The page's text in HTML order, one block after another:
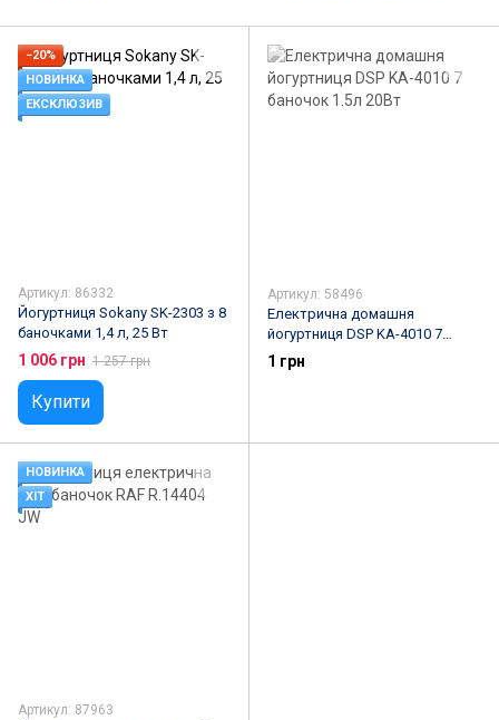
−20%
НОВИНКА
ЕКСКЛЮЗИВ
Артикул: 86332
Йогуртниця Sokany SK-2303 з 8
баночками 1,4 л, 25 Вт
1 006 грн 1 257 грн
Купити
Артикул: 58496
Електрична домашня
йогуртниця DSP KA-4010 7
баночок 1.5л 20Вт
1 грн
НОВИНКА
ХІТ
Артикул: 87963